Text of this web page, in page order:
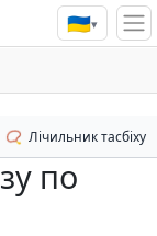
🇺🇦▾
📿 Лічильник тасбіху
по